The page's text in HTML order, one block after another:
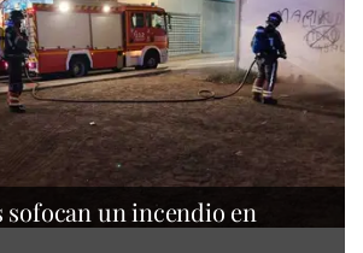
sofocan un incendio en